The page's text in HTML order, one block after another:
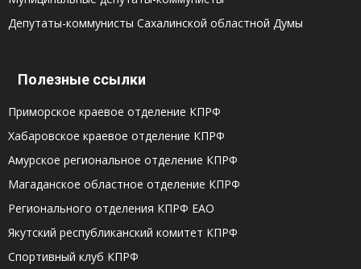
Депутаты-коммунисты Сахалинской областной Думы
Полезные ссылки
Приморское краевое отделение КПРФ
Хабаровское краевое отделение КПРФ
Амурское региональное отделение КПРФ
Магаданское областное отделение КПРФ
Регионального отделения КПРФ ЕАО
Якутский республиканский комитет КПРФ
Спортивный клуб КПРФ